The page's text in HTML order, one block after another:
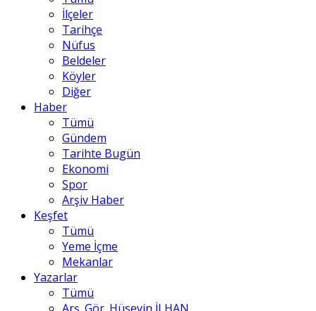
İlçeler
Tarihçe
Nüfus
Beldeler
Köyler
Diğer
Haber
Tümü
Gündem
Tarihte Bugün
Ekonomi
Spor
Arşiv Haber
Keşfet
Tümü
Yeme İçme
Mekanlar
Yazarlar
Tümü
Arş. Gör. Hüseyin İLHAN